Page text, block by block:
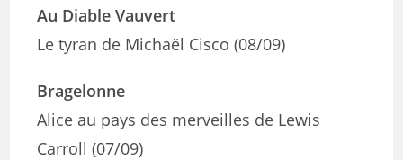
Au Diable Vauvert
Le tyran de Michaël Cisco (08/09)
Bragelonne
Alice au pays des merveilles de Lewis
Carroll (07/09)